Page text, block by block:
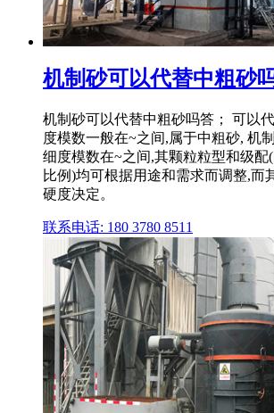
机制砂可以代替中粗砂
机制砂可以代替中粗砂吗答； 可以
度模数一般在~之间,属于中粗砂, 机
细度模数在~之间,其颗粒粒型和级配
比例)均可根据用途和需求而调整,而
硬度决定。
联系电话: 180 3780 8511